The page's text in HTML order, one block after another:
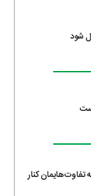
شود
تفاوت‌هایمان کنار